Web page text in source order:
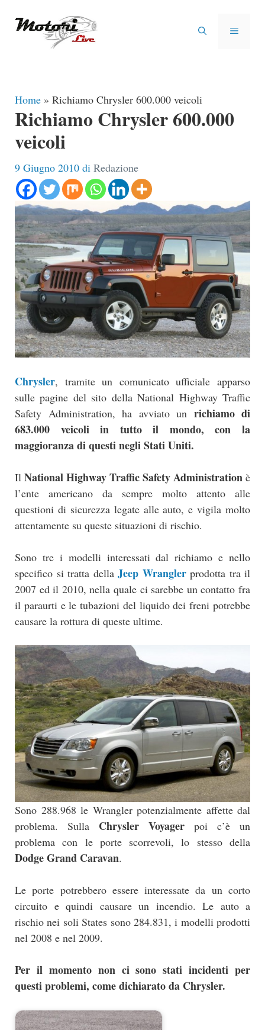
MENU
Home » Richiamo Chrysler 600.000 veicoli
Richiamo Chrysler 600.000
veicoli
9 Giugno 2010 di Redazione
Chrysler, tramite un comunicato ufficiale apparso
sulle pagine del sito della National Highway Traffic
Safety Administration, ha avviato un richiamo di
683.000 veicoli in tutto il mondo, con la
maggioranza di questi negli Stati Uniti.
Il National Highway Traffic Safety Administration è
l’ente americano da sempre molto attento alle
questioni di sicurezza legate alle auto, e vigila molto
attentamente su queste situazioni di rischio.
Sono tre i modelli interessati dal richiamo e nello
specifico si tratta della Jeep Wranglerprodotta tra il
2007 ed il 2010, nella quale ci sarebbe un contatto fra
il paraurti e le tubazioni del liquido dei freni potrebbe
causare la rottura di queste ultime.
Sono 288.968 le Wrangler potenzialmente affette dal
problema. Sulla Chrysler Voyager poi c’è un
problema con le porte scorrevoli, lo stesso della
Dodge Grand Caravan.
Le porte potrebbero essere interessate da un corto
circuito e quindi causare un incendio. Le auto a
rischio nei soli States sono 284.831, i modelli prodotti
nel 2008 e nel 2009.
Per il momento non ci sono stati incidenti per
questi problemi, come dichiarato da Chrysler.